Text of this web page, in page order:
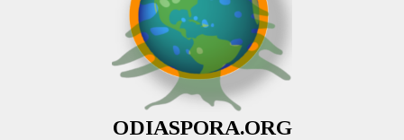
ODIASPORA.ORG